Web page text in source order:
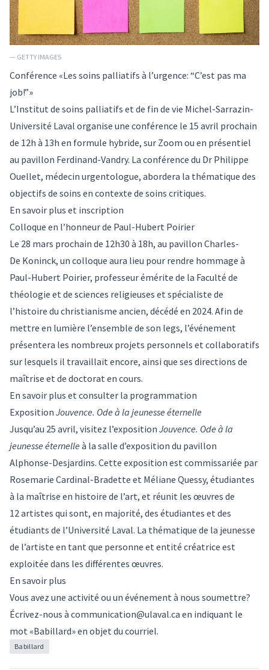
— GETTY IMAGES
Conférence «Les soins palliatifs à l’urgence: “C’est pas ma
job!”»
L’Institut de soins palliatifs et de fin de vie Michel-Sarrazin-
Université Laval organise une conférence le 15 avril prochain
de 12h à 13h en formule hybride, sur Zoom ou en présentiel
au pavillon Ferdinand-Vandry. La conférence du Dr Philippe
Ouellet, médecin urgentologue, abordera la thématique des
objectifs de soins en contexte de soins critiques.
En savoir plus et inscription
Colloque en l’honneur de Paul-Hubert Poirier
Le 28 mars prochain de 12h30 à 18h, au pavillon Charles-
De Koninck, un colloque aura lieu pour rendre hommage à
Paul-Hubert Poirier, professeur émérite de la Faculté de
théologie et de sciences religieuses et spécialiste de
l’histoire du christianisme ancien, décédé en 2024. Afin de
mettre en lumière l’ensemble de son legs, l’événement
présentera les nombreux projets personnels et collaboratifs
sur lesquels il travaillait encore, ainsi que ses directions de
maîtrise et de doctorat en cours.
En savoir plus et consulter la programmation
Exposition Jouvence. Ode à la jeunesse éternelle
Jusqu’au 25 avril, visitez l’exposition Jouvence. Ode à la
jeunesse éternelle à la salle d’exposition du pavillon
Alphonse-Desjardins. Cette exposition est commissariée par
Rosemarie Cardinal-Bradette et Méliane Quessy, étudiantes
à la maîtrise en histoire de l’art, et réunit les œuvres de
12 artistes qui sont, en majorité, des étudiantes et des
étudiants de l’Université Laval. La thématique de la jeunesse
de l’artiste en tant que personne et entité créatrice est
exploitée dans les différentes œuvres.
En savoir plus
Vous avez une activité ou un événement à nous soumettre?
Écrivez-nous à communication@ulaval.ca en indiquant le
mot «Babillard» en objet du courriel.
Babillard